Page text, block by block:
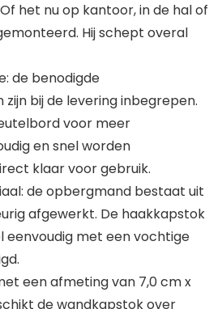
het nu op kantoor, in de hal of
Hij schept overal
de benodigde
bij de levering inbegrepen.
voor meer
en snel worden
klaar voor gebruik.
de opbergmand bestaat uit
afgewerkt. De haakkapstok
eenvoudig met een vochtige
een afmeting van 7,0 cm x
de wandkapstok over